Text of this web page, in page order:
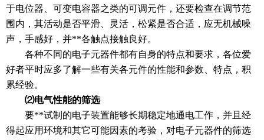
于电位器、可变电容器之类的可调元件，还要检查在调节范
围内，其活动是否平滑、灵活，松紧是否合适，应无机械噪
声，手感好，并**各触点接触良好。
各种不同的电子元器件都有自身的特点和要求，各位爱
好者平时应多了解一些有关各元件的性能和参数、特点，积
累经验。
⑵电气性能的筛选
要**试制的电子装置能够长期稳定地通电工作，并且经
得起应用环境和其它可能因素的考验，对电子元器件的筛选